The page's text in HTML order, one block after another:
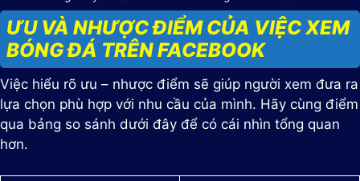
ƯU VÀ NHƯỢC ĐIỂM CỦA VIỆC XEM
BÓNG ĐÁ TRÊN FACEBOOK
Việc hiểu rõ ưu – nhược điểm sẽ giúp người xem đưa ra
lựa chọn phù hợp với nhu cầu của mình. Hãy cùng điểm
qua bảng so sánh dưới đây để có cái nhìn tổng quan
hơn.